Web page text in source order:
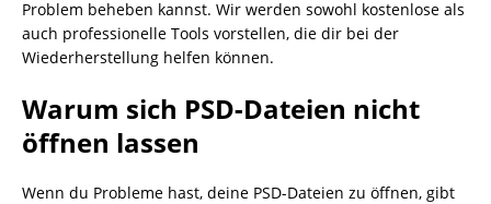
Problem beheben kannst. Wir werden sowohl kostenlose als
auch professionelle Tools vorstellen, die dir bei der
Wiederherstellung helfen können.
Warum sich PSD-Dateien nicht
öffnen lassen
Wenn du Probleme hast, deine PSD-Dateien zu öffnen, gibt